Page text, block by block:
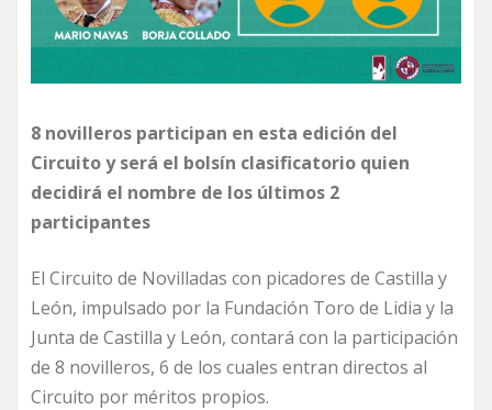
8 novilleros participan en esta edición del
Circuito y será el bolsín clasificatorio quien
decidirá el nombre de los últimos 2
participantes
El Circuito de Novilladas con picadores de Castilla y
León, impulsado por la Fundación Toro de Lidia y la
Junta de Castilla y León, contará con la participación
de 8 novilleros, 6 de los cuales entran directos al
Circuito por méritos propios.